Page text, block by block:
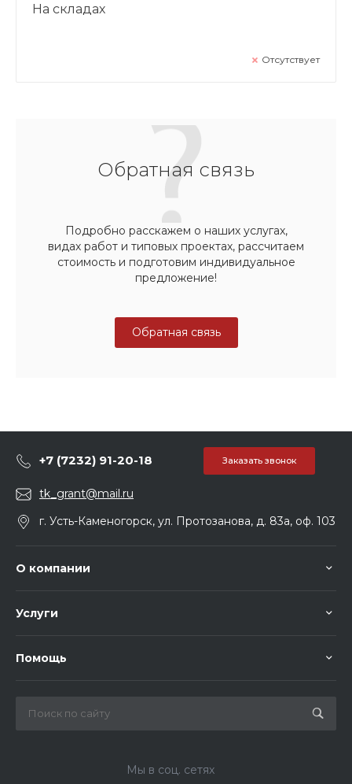
На складах
Отсутствует
Обратная связь
Подробно расскажем о наших услугах,
видах работ и типовых проектах, рассчитаем
стоимость и подготовим индивидуальное
предложение!
Обратная связь
+7 (7232) 91-20-18 Заказать звонок
tk_grant@mail.ru
г. Усть-Каменогорск, ул. Протозанова, д. 83а, оф. 103
О компании
Услуги
Помощь
Мы в соц. сетях